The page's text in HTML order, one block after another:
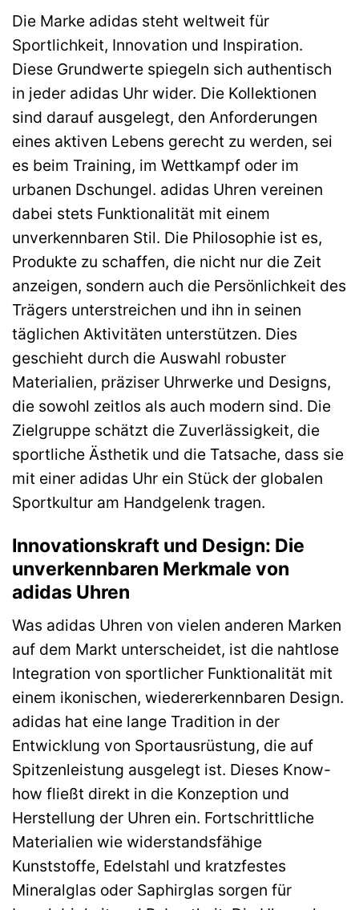
Die Marke adidas steht weltweit für
Sportlichkeit, Innovation und Inspiration.
Diese Grundwerte spiegeln sich authentisch
in jeder adidas Uhr wider. Die Kollektionen
sind darauf ausgelegt, den Anforderungen
eines aktiven Lebens gerecht zu werden, sei
es beim Training, im Wettkampf oder im
urbanen Dschungel. adidas Uhren vereinen
dabei stets Funktionalität mit einem
unverkennbaren Stil. Die Philosophie ist es,
Produkte zu schaffen, die nicht nur die Zeit
anzeigen, sondern auch die Persönlichkeit des
Trägers unterstreichen und ihn in seinen
täglichen Aktivitäten unterstützen. Dies
geschieht durch die Auswahl robuster
Materialien, präziser Uhrwerke und Designs,
die sowohl zeitlos als auch modern sind. Die
Zielgruppe schätzt die Zuverlässigkeit, die
sportliche Ästhetik und die Tatsache, dass sie
mit einer adidas Uhr ein Stück der globalen
Sportkultur am Handgelenk tragen.
Innovationskraft und Design: Die
unverkennbaren Merkmale von
adidas Uhren
Was adidas Uhren von vielen anderen Marken
auf dem Markt unterscheidet, ist die nahtlose
Integration von sportlicher Funktionalität mit
einem ikonischen, wiedererkennbaren Design.
adidas hat eine lange Tradition in der
Entwicklung von Sportausrüstung, die auf
Spitzenleistung ausgelegt ist. Dieses Know-
how fließt direkt in die Konzeption und
Herstellung der Uhren ein. Fortschrittliche
Materialien wie widerstandsfähige
Kunststoffe, Edelstahl und kratzfestes
Mineralglas oder Saphirglas sorgen für